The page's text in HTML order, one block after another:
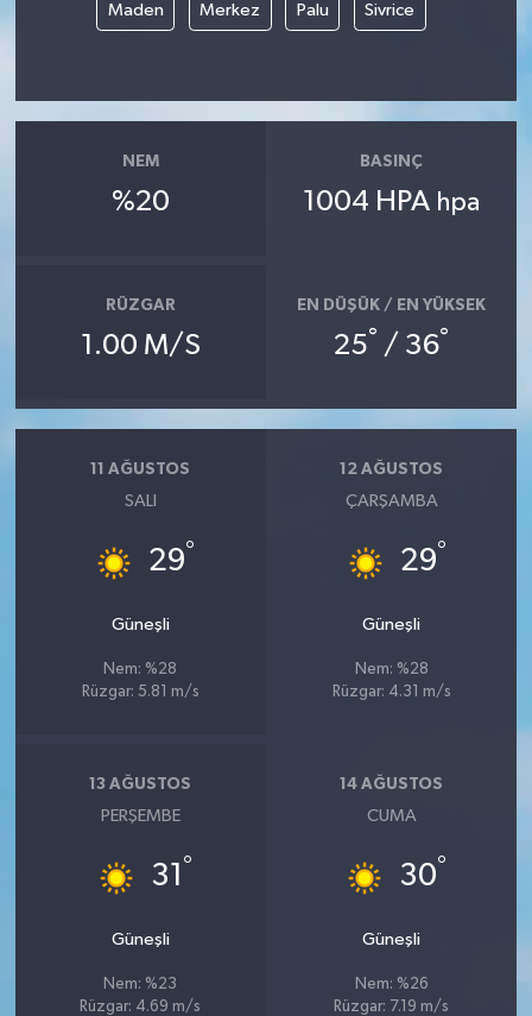
Maden Merkez Palu Sivrice
NEM
%20
BASINÇ
1004 HPA hpa
RÜZGAR
1.00 M/S
EN DÜŞÜK / EN YÜKSEK
25° / 36°
11 AĞUSTOS
SALI
29°
Güneşli
Nem: %28
Rüzgar: 5.81 m/s
12 AĞUSTOS
ÇARŞAMBA
29°
Güneşli
Nem: %28
Rüzgar: 4.31 m/s
13 AĞUSTOS
PERŞEMBE
31 °
Güneşli
Nem: %23
Rüzgar: 4.69 m/s
14 AĞUSTOS
CUMA
30°
Güneşli
Nem: %26
Rüzgar: 7.19 m/s